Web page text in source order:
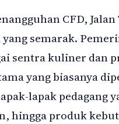
CFD,
semarak.
sentra kuliner dan
yang biasanya
lapak pedagang
hingga produk